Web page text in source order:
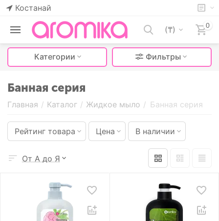
Костанай
(₸) 0
Категории Фильтры
Банная серия
Главная / Каталог / Жидкое мыло / Банная серия
Рейтинг товара Цена В наличии
От А до Я